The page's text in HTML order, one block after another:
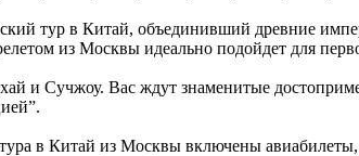
тур в Китай, объединивший древние
из Москвы идеально подойдет для
и Сучжоу. Вас ждут знаменитые
в Китай из Москвы включены